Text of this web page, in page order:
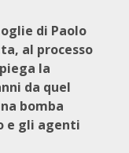
di Paolo
al processo
la
da quel
bomba
e gli agenti